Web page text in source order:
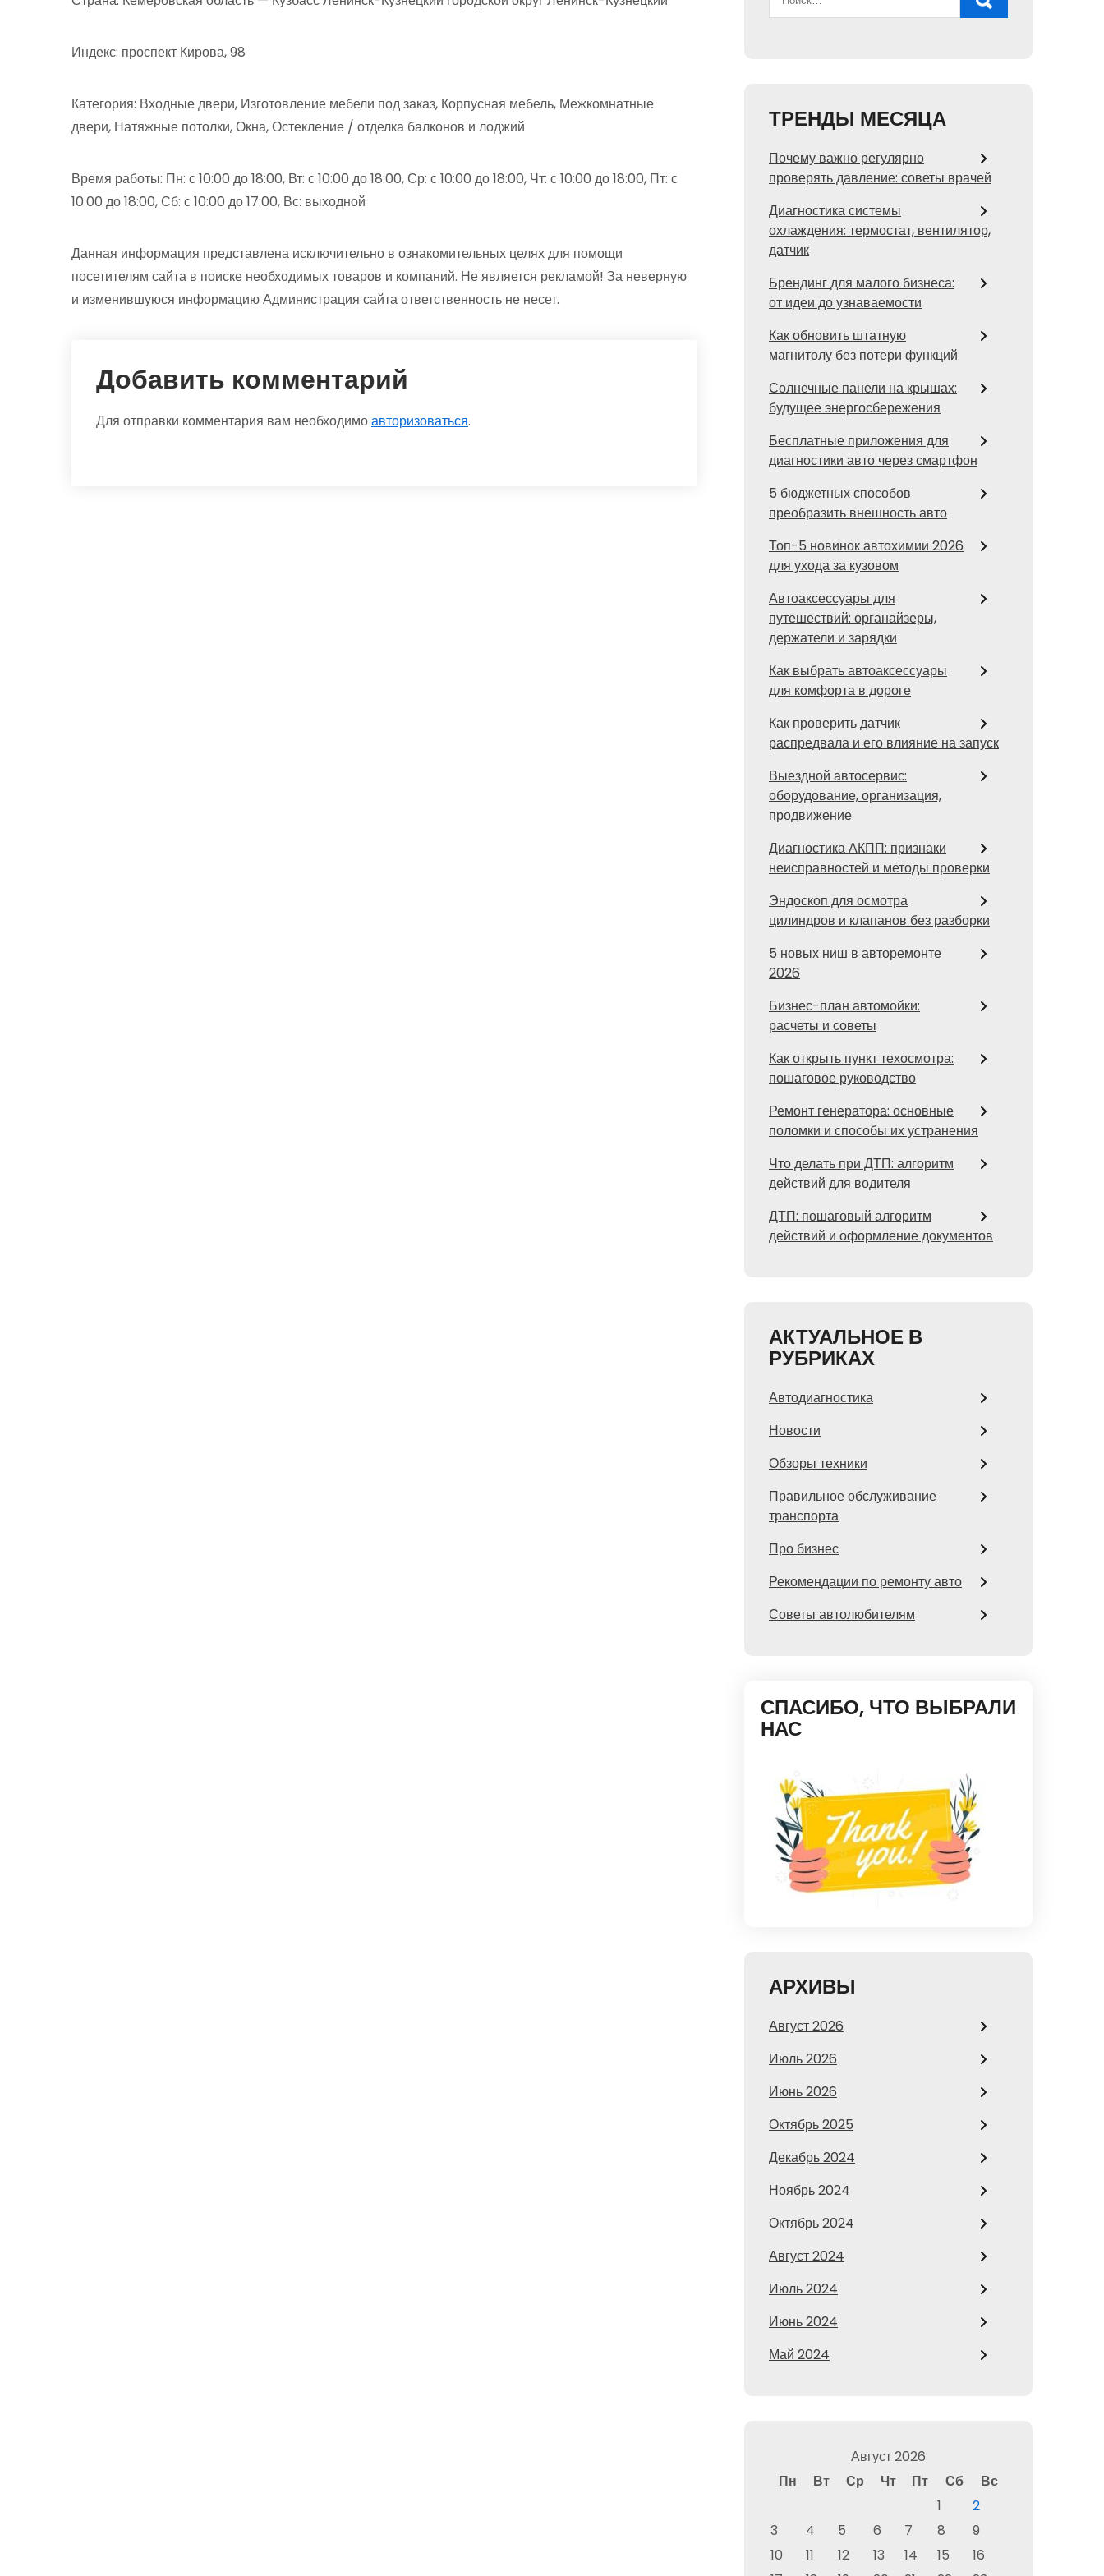
Индекс: проспект Кирова, 98
Категория: Входные двери, Изготовление мебели под заказ, Корпусная мебель, Межкомнатные
двери, Натяжные потолки, Окна, Остекление / отделка балконов и лоджий
Время работы: Пн: с 10:00 до 18:00, Вт: с 10:00 до 18:00, Ср: с 10:00 до 18:00, Чт: с 10:00 до 18:00, Пт: с
10:00 до 18:00, Сб: с 10:00 до 17:00, Вс: выходной
Данная информация представлена исключительно в ознакомительных целях для помощи
посетителям сайта в поиске необходимых товаров и компаний. Не является рекламой! За неверную
и изменившуюся информацию Администрация сайта ответственность не несет.
Добавить комментарий
Для отправки комментария вам необходимоавторизоваться.
ТРЕНДЫ МЕСЯЦА
Почему важно регулярно
проверять давление: советы врачей
Диагностика системы
охлаждения: термостат, вентилятор,
датчик
Брендинг для малого бизнеса:
от идеи до узнаваемости
Как обновить штатную
магнитолу без потери функций
Солнечные панели на крышах:
будущее энергосбережения
Бесплатные приложения для
диагностики авто через смартфон
5 бюджетных способов
преобразить внешность авто
Топ-5 новинок автохимии 2026
для ухода за кузовом
Автоаксессуары для
путешествий: органайзеры,
держатели и зарядки
Как выбрать автоаксессуары
для комфорта в дороге
Как проверить датчик
распредвала и его влияние на запуск
Выездной автосервис:
оборудование, организация,
продвижение
Диагностика АКПП: признаки
неисправностей и методы проверки
Эндоскоп для осмотра
цилиндров и клапанов без разборки
5 новых ниш в авторемонте
2026
Бизнес-план автомойки:
расчеты и советы
Как открыть пункт техосмотра:
пошаговое руководство
Ремонт генератора: основные
поломки и способы их устранения
Что делать при ДТП: алгоритм
действий для водителя
ДТП: пошаговый алгоритм
действий и оформление документов
АКТУАЛЬНОЕ В
РУБРИКАХ
Автодиагностика
Новости
Обзоры техники
Правильное обслуживание
транспорта
Про бизнес
Рекомендации по ремонту авто
Советы автолюбителям
СПАСИБО, ЧТО ВЫБРАЛИ
НАС
АРХИВЫ
Август 2026
Июль 2026
Июнь 2026
Октябрь 2025
Декабрь 2024
Ноябрь 2024
Октябрь 2024
Август 2024
Июль 2024
Июнь 2024
Май 2024
Август 2026
Пн
Вт Ср Чт Пт Сб
Вс
1
2
3
4 5 6 7 8
9
10
11 12 13 14 15
16